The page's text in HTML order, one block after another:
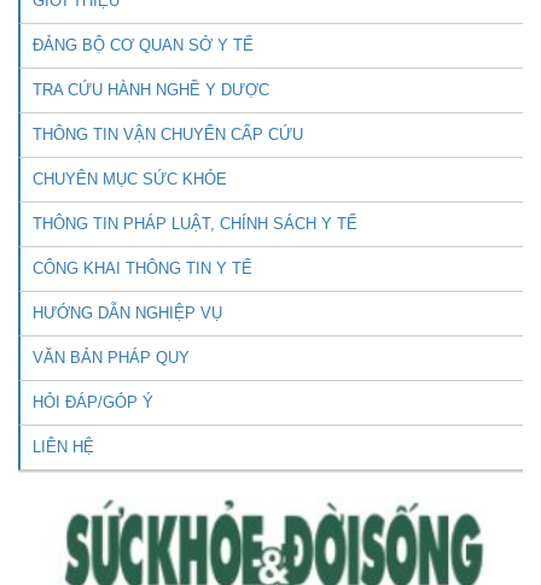
ĐẢNG BỘ CƠ QUAN SỞ Y TẾ
TRA CỨU HÀNH NGHỀ Y DƯỢC
THÔNG TIN VẬN CHUYỂN CẤP CỨU
CHUYÊN MỤC SỨC KHỎE
THÔNG TIN PHÁP LUẬT, CHÍNH SÁCH Y TẾ
CÔNG KHAI THÔNG TIN Y TẾ
HƯỚNG DẪN NGHIỆP VỤ
VĂN BẢN PHÁP QUY
HỎI ĐÁP/GÓP Ý
LIÊN HỆ